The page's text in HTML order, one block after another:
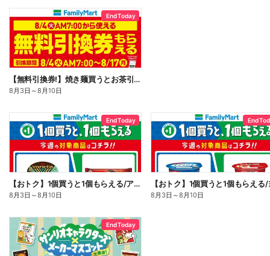
End Today
【無料引換券!】焼き麺買うとお茶引換券貰える!
8月3日 ～8月10日
End Today
【おトク】1個買うと1個もらえる/アイス
8月3日 ～8月10日
End
8月3日 ～8月10日
End Today